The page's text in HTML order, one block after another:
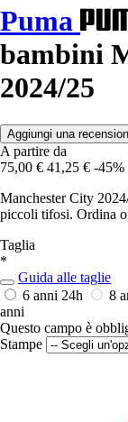
Puma
bambini
2024/25
Aggiungi una
A partire da
75,00 € 41,25 € -45%
Manchester City
piccoli tifosi. Ordina
Taglia
*
Guida alle taglie
6 anni 24h 8
anni
Questo campo è
Stampe